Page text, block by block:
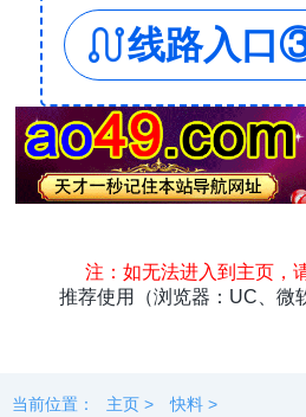
最新
快料 独闻
当前位置： 主页 > 快料 >